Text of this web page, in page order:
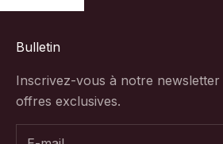
Bulletin
Inscrivez-vous à notre
offres exclusives.